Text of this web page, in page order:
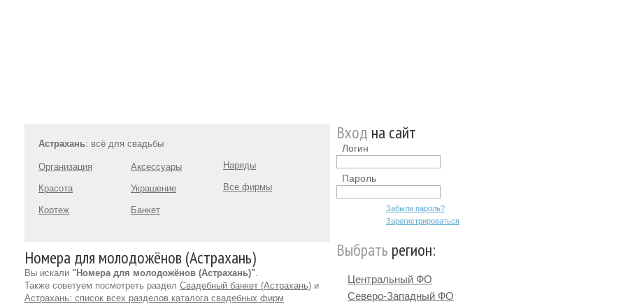
Астрахань: всё для свадьбы
Организация
Красота
Кортеж
Аксессуары
Украшение
Банкет
Наряды
Все фирмы
Номера для молодожёнов (Астрахань)
Вы искали "Номера для молодожёнов (Астрахань)".
Также советуем посмотреть раздел Свадебный банкет (Астрахань) и
Астрахань: список всех разделов каталога свадебных фирм
Вход на сайт
Логин
Пароль
Забыли пароль?
Зарегистрироваться
Выбрать регион:
Центральный ФО
Северо-Западный ФО